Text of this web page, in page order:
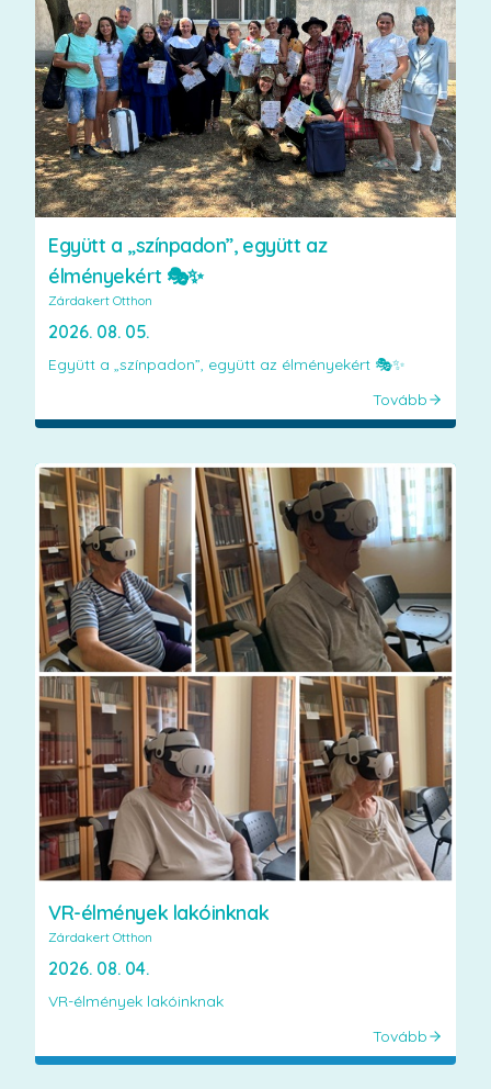
Együtt a „színpadon”, együtt az
élményekért 🎭✨
Zárdakert Otthon
2026. 08. 05.
Együtt a „színpadon”, együtt az élményekért 🎭✨
Tovább
VR-élmények lakóinknak
Zárdakert Otthon
2026. 08. 04.
VR-élmények lakóinknak
Tovább